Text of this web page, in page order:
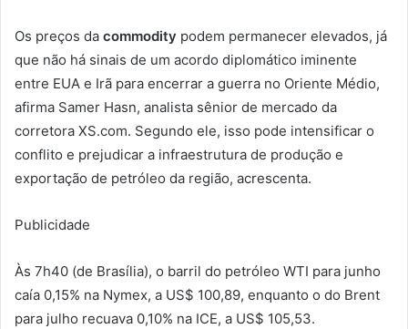
Os preços da commodity podem permanecer elevados, já
que não há sinais de um acordo diplomático iminente
entre EUA e Irã para encerrar a guerra no Oriente Médio,
afirma Samer Hasn, analista sênior de mercado da
corretora XS.com. Segundo ele, isso pode intensificar o
conflito e prejudicar a infraestrutura de produção e
exportação de petróleo da região, acrescenta.
Publicidade
Às 7h40 (de Brasília), o barril do petróleo WTI para junho
caía 0,15% na Nymex, a US$ 100,89, enquanto o do Brent
para julho recuava 0,10% na ICE, a US$ 105,53.